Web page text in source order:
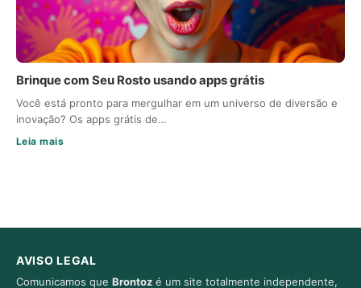
Brinque com Seu Rosto usando apps grátis
Você está pronto para mergulhar em um universo de diversão e
inovação? Os apps grátis de…
Leia mais
AVISO LEGAL
Comunicamos que Brontoz é um site totalmente independente,